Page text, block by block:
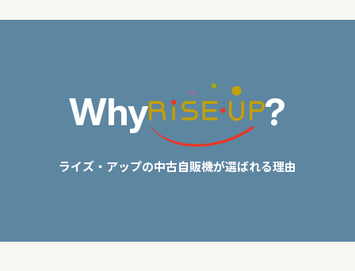
Why ?
ライズ・アップの中古自販機が選ばれる理由